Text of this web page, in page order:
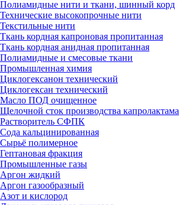
Полиамидные нити и ткани, шинный корд
Технические высокопрочные нити
Текстильные нити
Ткань кордная капроновая пропитанная
Ткань кордная анидная пропитанная
Полиамидные и смесовые ткани
Промышленная химия
Циклогексанон технический
Циклогексан технический
Масло ПОД очищенное
Щелочной сток производства капролактама
Растворитель СФПК
Сода кальцинированная
Сырьё полимерное
Гептановая фракция
Промышленные газы
Аргон жидкий
Аргон газообразный
Азот и кислород